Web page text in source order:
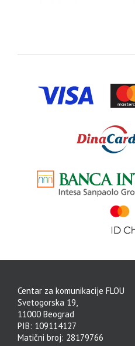
Centar za komunikacije FLOU
Svetogorska 19,
11000 Beograd
PIB: 109114127
Matični broj: 28179766